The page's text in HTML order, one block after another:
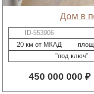
дом в
ID-553906
20 км от МКАД
"под ключ"
450 000 000 ₽